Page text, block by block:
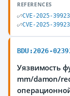
REFERENCES
CVE-2025-39923
CVE-2025-39923
BDU:2026-
Уязвимость
mm/damon/